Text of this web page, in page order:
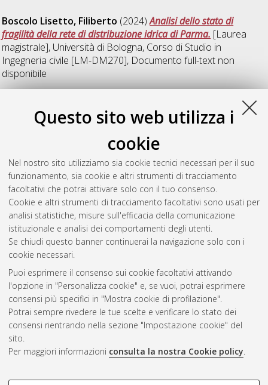
Questo sito web utilizza i
cookie
Nel nostro sito utilizziamo sia cookie tecnici necessari per il suo
funzionamento, sia cookie e altri strumenti di tracciamento
facoltativi che potrai attivare solo con il tuo consenso.
Cookie e altri strumenti di tracciamento facoltativi sono usati per
analisi statistiche, misure sull'efficacia della comunicazione
istituzionale e analisi dei comportamenti degli utenti.
Se chiudi questo banner continuerai la navigazione solo con i
cookie necessari.
Puoi esprimere il consenso sui cookie facoltativi attivando
l'opzione in "Personalizza cookie" e, se vuoi, potrai esprimere
consensi più specifici in "Mostra cookie di profilazione".
Potrai sempre rivedere le tue scelte e verificare lo stato dei
consensi rientrando nella sezione "Impostazione cookie" del
sito.
Per maggiori informazioni consulta la nostra Cookie policy.
Boscolo Lisetto, Filiberto (2024)Analisi dello stato di
fragilità della rete di distribuzione idrica di Parma. [Laurea
magistrale], Università di Bologna, Corso di Studio in
Ingegneria civile [LM-DM270], Documento full-text non
disponibile
(2024)Modeling-aided Enhancement of
Water Network. [Laurea magistrale], Università di Bologna,
Corso di Studio inIngegneria per l'ambiente e il territorio [LM-
DM270], Documento ad accesso riservato.
Questa lista e' stata generata ilSat Aug 8 17:58:01 2026
CEST
Atom
Rss 1.0
Rss 2.0
AMS Laurea
Impostazioni Cookie